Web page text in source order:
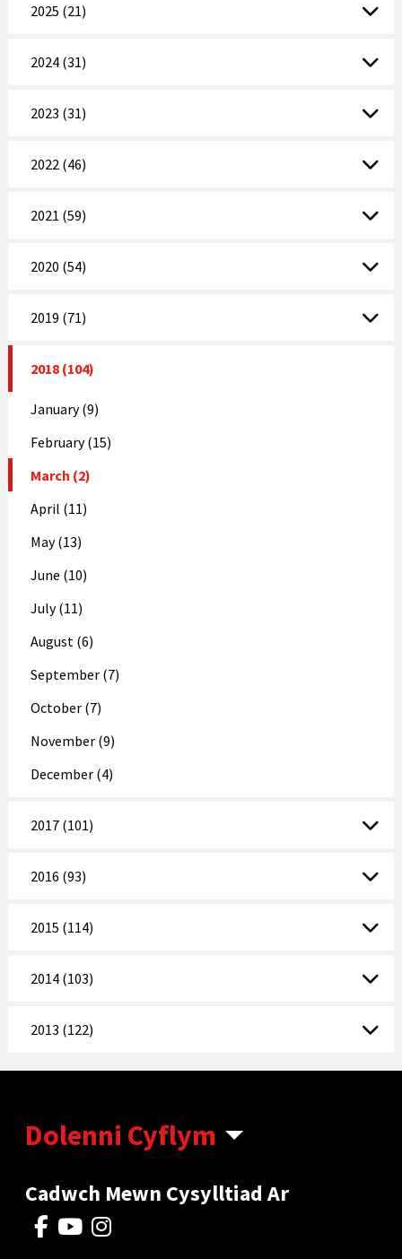
2025 (21)
2024 (31)
2023 (31)
2022 (46)
2021 (59)
2020 (54)
2019 (71)
2018 (104)
January (9)
February (15)
March (2)
April (11)
May (13)
June (10)
July (11)
August (6)
September (7)
October (7)
November (9)
December (4)
2017 (101)
2016 (93)
2015 (114)
2014 (103)
2013 (122)
Dolenni Cyflym
Cadwch Mewn Cysylltiad Ar